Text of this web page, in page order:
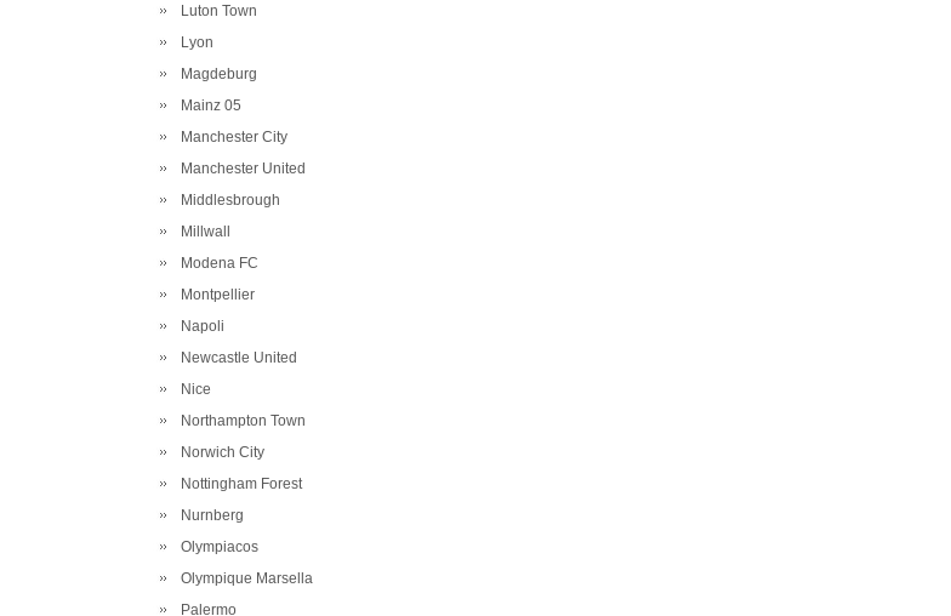
Luton Town
Lyon
Magdeburg
Mainz 05
Manchester City
Manchester United
Middlesbrough
Millwall
Modena FC
Montpellier
Napoli
Newcastle United
Nice
Northampton Town
Norwich City
Nottingham Forest
Nurnberg
Olympiacos
Olympique Marsella
Palermo